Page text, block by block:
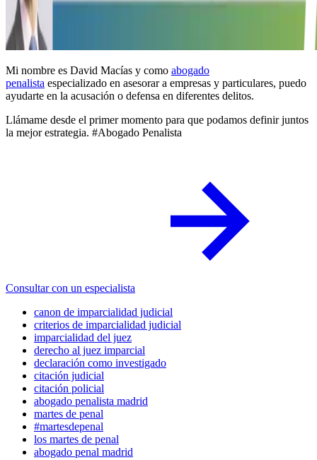
Mi nombre es David Macías y como abogado
penalista especializado en asesorar a empresas y particulares, puedo
ayudarte en la acusación o defensa en diferentes delitos.
Llámame desde el primer momento para que podamos definir juntos
la mejor estrategia. #Abogado Penalista
Consultar con un especialista
canon de imparcialidad judicial
criterios de imparcialidad judicial
imparcialidad del juez
derecho al juez imparcial
declaración como investigado
citación judicial
citación policial
abogado penalista madrid
martes de penal
#martesdepenal
los martes de penal
abogado penal madrid